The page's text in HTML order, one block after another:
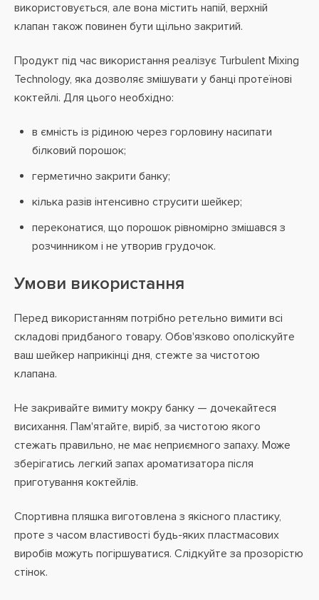
використовується, але вона містить напій, верхній
клапан також повинен бути щільно закритий.
Продукт під час використання реалізує Turbulent Mixing
Technology, яка дозволяє змішувати у банці протеїнові
коктейлі. Для цього необхідно:
в ємність із рідиною через горловину насипати
білковий порошок;
герметично закрити банку;
кілька разів інтенсивно струсити шейкер;
переконатися, що порошок рівномірно змішався з
розчинником і не утворив грудочок.
Умови використання
Перед використанням потрібно ретельно вимити всі
складові придбаного товару. Обов'язково ополіскуйте
ваш шейкер наприкінці дня, стежте за чистотою
клапана.
Не закривайте вимиту мокру банку — дочекайтеся
висихання. Пам'ятайте, виріб, за чистотою якого
стежать правильно, не має неприємного запаху. Може
зберігатись легкий запах ароматизатора після
приготування коктейлів.
Спортивна пляшка виготовлена з якісного пластику,
проте з часом властивості будь-яких пластмасових
виробів можуть погіршуватися. Слідкуйте за прозорістю
стінок.